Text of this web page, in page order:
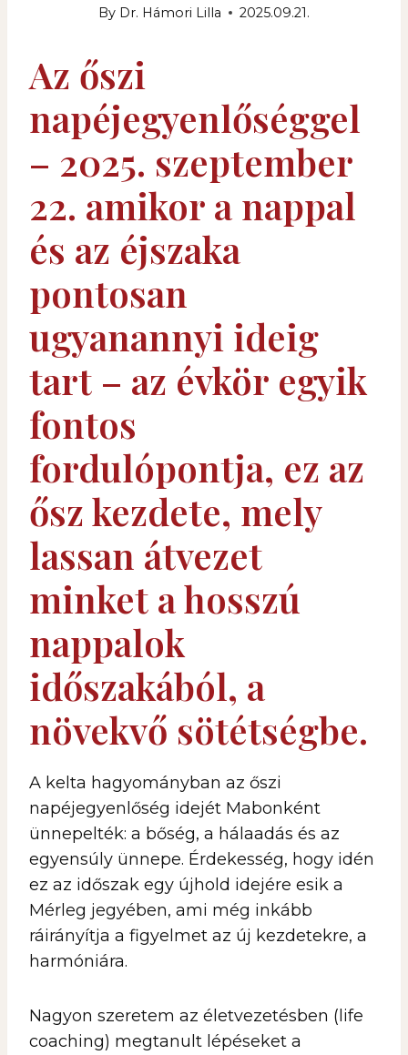
By Dr. Hámori Lilla 2025.09.21.
Az őszi
napéjegyenlőséggel
– 2025. szeptember
22. amikor a nappal
és az éjszaka
pontosan
ugyanannyi ideig
tart – az évkör egyik
fontos
fordulópontja, ez az
ősz kezdete, mely
lassan átvezet
minket a hosszú
nappalok
időszakából, a
növekvő sötétségbe.
A kelta hagyományban az őszi
napéjegyenlőség idejét Mabonként
ünnepelték: a bőség, a hálaadás és az
egyensúly ünnepe. Érdekesség, hogy idén
ez az időszak egy újhold idejére esik a
Mérleg jegyében, ami még inkább
ráirányítja a figyelmet az új kezdetekre, a
harmóniára.
Nagyon szeretem az életvezetésben (life
coaching) megtanult lépéseket a